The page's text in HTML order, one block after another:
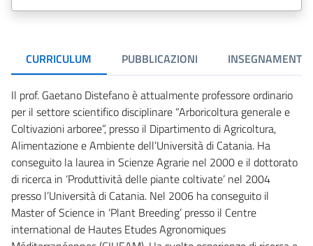
CURRICULUM PUBBLICAZIONI INSEGNAMENTI
Il prof. Gaetano Distefano è attualmente professore ordinario
per il settore scientifico disciplinare “Arboricoltura generale e
Coltivazioni arboree”, presso il Dipartimento di Agricoltura,
Alimentazione e Ambiente dell’Università di Catania. Ha
conseguito la laurea in Scienze Agrarie nel 2000 e il dottorato
di ricerca in ‘Produttività delle piante coltivate’ nel 2004
presso l’Università di Catania. Nel 2006 ha conseguito il
Master of Science in ‘Plant Breeding’ presso il Centre
international de Hautes Etudes Agronomiques